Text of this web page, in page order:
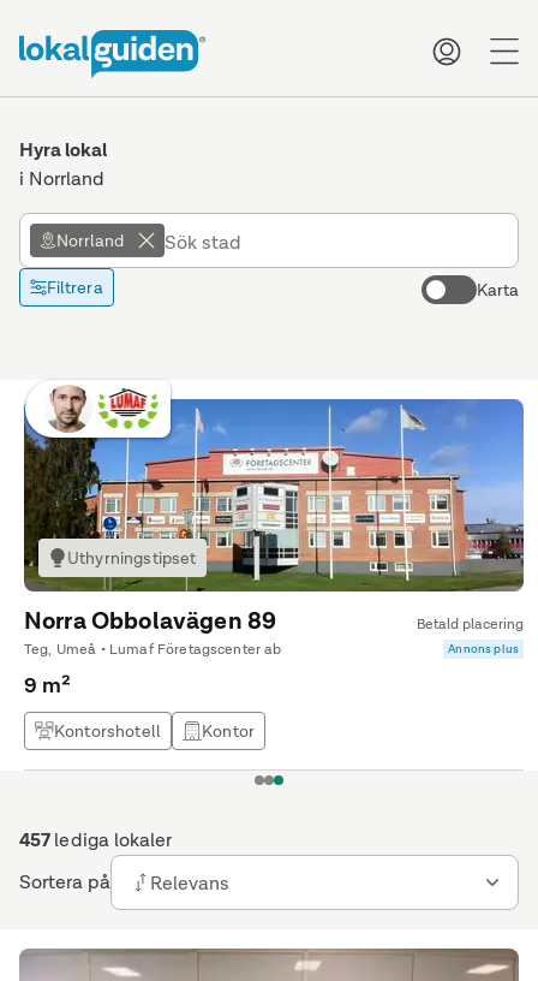
Hyra lokal
i Norrland
Norrland
Filtrera Karta
457lediga lokaler
Sortera på
Relevans
Uthyrningstipset
Norra Obbolavägen 89
Betald placering
Teg, Umeå • Lumaf Företagscenter ab
Annons plus
9 m²
Kontorshotell Kontor
123